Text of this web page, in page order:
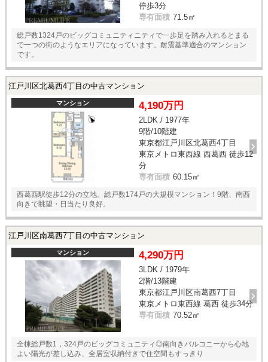
停歩3分
専有面積 71.5㎡
総戸数1324戸のビッグコミュニティニティで一歩足を踏み入れるとまる
で一つの街のようなエリアになっています。耐震基準適合のマンション
です。
江戸川区北葛西4丁目の中古マンション
マンション 4,190万円
2LDK / 1977年
9階/10階建
東京都江戸川区北葛西4丁目
東京メトロ東西線 西葛西 徒歩12
分
専有面積 60.15㎡
西葛西駅徒歩12分の立地。総戸数174戸の大規模マンション！9階、南西
向きで眺望・日当たり良好。
江戸川区南葛西7丁目の中古マンション
マンション 4,290万円
3LDK / 1979年
2階/13階建
東京都江戸川区南葛西7丁目
東京メトロ東西線 葛西 徒歩34分
専有面積 70.52㎡
全棟総戸数1，324戸のビッグコミュニティ◎南向きバルコニーから心地
よい陽光が差し込み、全居室収納付きで住空間もすっきり